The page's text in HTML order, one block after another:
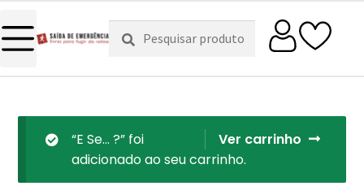
Pesquisar
por:
Pesquisa
Ver carrinho
“E Se… ?” foi
adicionado ao seu carrinho.